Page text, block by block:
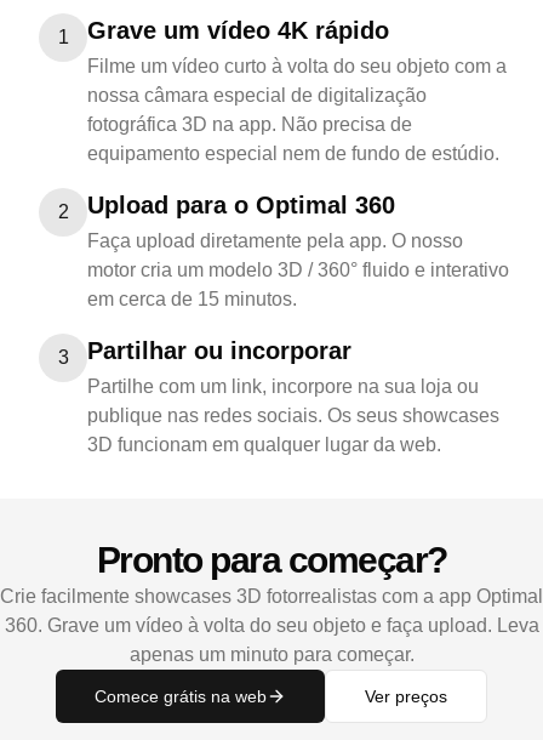
1 Grave um vídeo 4K rápido
Filme um vídeo curto à volta do seu objeto com a
nossa câmara especial de digitalização
fotográfica 3D na app. Não precisa de
equipamento especial nem de fundo de estúdio.
2 Upload para o Optimal 360
Faça upload diretamente pela app. O nosso
motor cria um modelo 3D / 360° fluido e interativo
em cerca de 15 minutos.
3 Partilhar ou incorporar
Partilhe com um link, incorpore na sua loja ou
publique nas redes sociais. Os seus showcases
3D funcionam em qualquer lugar da web.
Pronto para começar?
Crie facilmente showcases 3D fotorrealistas com a app Optimal
360. Grave um vídeo à volta do seu objeto e faça upload. Leva
apenas um minuto para começar.
Comece grátis na web Ver preços